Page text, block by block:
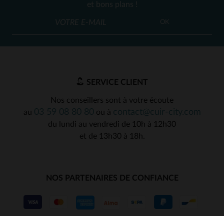
et bons plans !
OK
SERVICE CLIENT
Nos conseillers sont à votre écoute
au
ou à
du lundi au vendredi de 10h à 12h30
et de 13h30 à 18h.
NOS PARTENAIRES DE CONFIANCE